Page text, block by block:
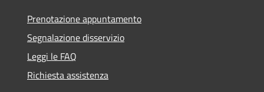
Prenotazione appuntamento
Segnalazione disservizio
Leggi le FAQ
Richiesta assistenza